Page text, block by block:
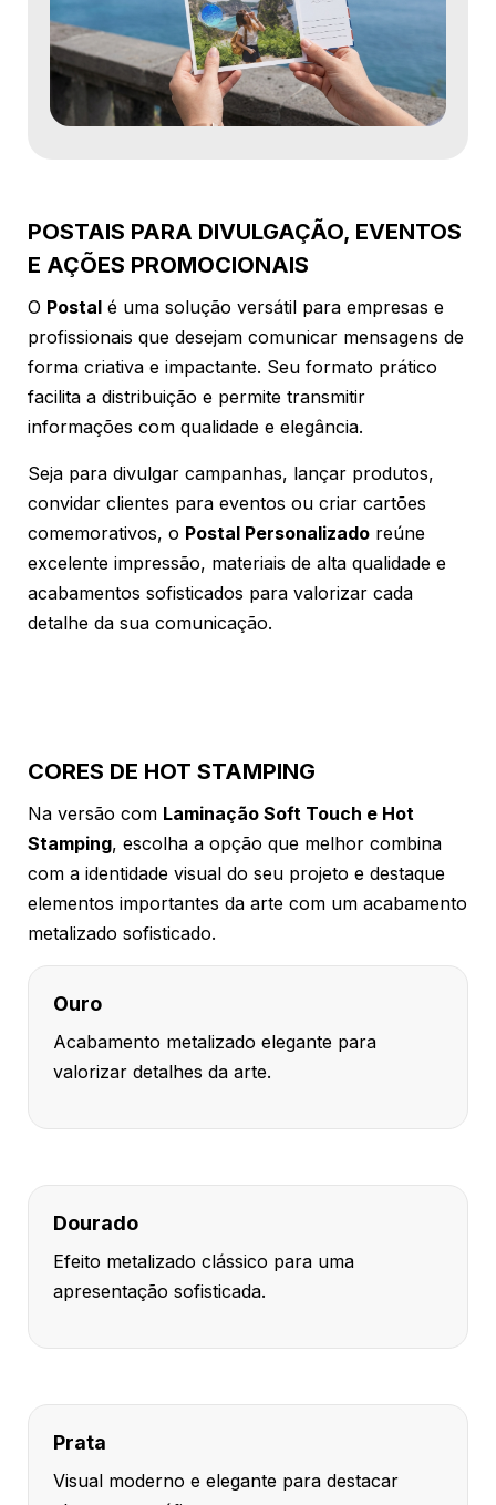
POSTAIS PARA DIVULGAÇÃO, EVENTOS
E AÇÕES PROMOCIONAIS
O Postal é uma solução versátil para empresas e
profissionais que desejam comunicar mensagens de
forma criativa e impactante. Seu formato prático
facilita a distribuição e permite transmitir
informações com qualidade e elegância.
Seja para divulgar campanhas, lançar produtos,
convidar clientes para eventos ou criar cartões
comemorativos, o Postal Personalizado reúne
excelente impressão, materiais de alta qualidade e
acabamentos sofisticados para valorizar cada
detalhe da sua comunicação.
CORES DE HOT STAMPING
Na versão com Laminação Soft Touch e Hot
Stamping, escolha a opção que melhor combina
com a identidade visual do seu projeto e destaque
elementos importantes da arte com um acabamento
metalizado sofisticado.
Ouro
Acabamento metalizado elegante para
valorizar detalhes da arte.
Dourado
Efeito metalizado clássico para uma
apresentação sofisticada.
Prata
Visual moderno e elegante para destacar